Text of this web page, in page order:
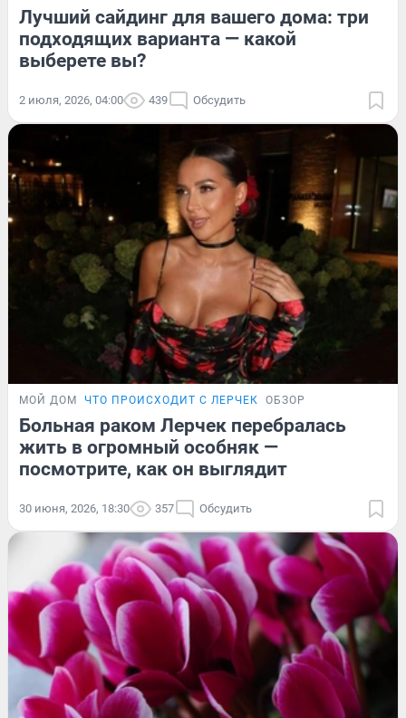
Лучший сайдинг для вашего дома: три
подходящих варианта — какой
выберете вы?
2 июля, 2026, 04:00 439 Обсудить
МОЙ ДОМ ЧТО ПРОИСХОДИТ С ЛЕРЧЕК ОБЗОР
Больная раком Лерчек перебралась
жить в огромный особняк —
посмотрите, как он выглядит
30 июня, 2026, 18:30 357 Обсудить